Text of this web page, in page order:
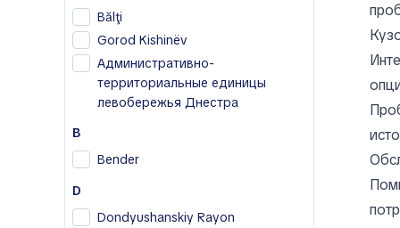
BAIC
Bentley
Bestune
Buick
C
Chery
Bălţi
Gorod Kishinëv
Административно-
территориальные единицы
левобережья Днестра
B
Bender
D
Dondyushanskiy Rayon